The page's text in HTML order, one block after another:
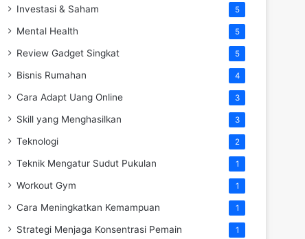
Investasi & Saham 5
Mental Health 5
Review Gadget Singkat 5
Bisnis Rumahan 4
Cara Adapt Uang Online 3
Skill yang Menghasilkan 3
Teknologi 2
Teknik Mengatur Sudut Pukulan 1
Workout Gym 1
Cara Meningkatkan Kemampuan 1
Strategi Menjaga Konsentrasi Pemain 1